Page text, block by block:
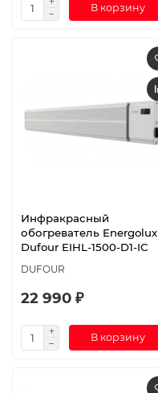
В корзину
Инфракрасный
обогреватель Energolux
Dufour EIHL-1500-D1-IC
DUFOUR
22 990 ₽
В корзину